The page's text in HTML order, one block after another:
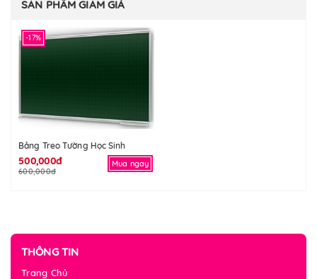
SẢN PHẨM GIẢM GIÁ
-17%
Bảng Treo Tường Học Sinh
500,000đ
600,000đ
Mua ngay
THÔNG TIN
Trang Chủ